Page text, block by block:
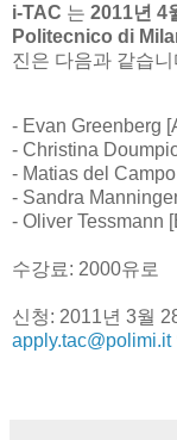
i-TAC 는 2011년 4
Politecnico di
진은 다음과 같습니
- Evan Greenberg
- Christina
- Matias del
- Sandra
- Oliver Tessmann
수강료: 2000유로
신청: 2011년 3월
apply.tac@polimi.it